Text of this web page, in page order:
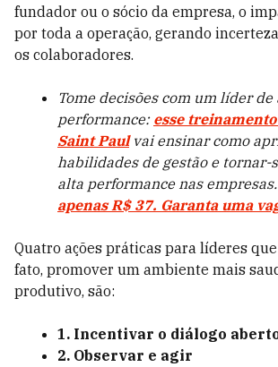
fundador ou o sócio da empresa, o
por toda a operação, gerando
os colaboradores.
Tome decisões com um líder de
performance: esse treinamento
Saint Paulvai ensinar como
habilidades de gestão e tornar-
alta performance nas empresas.
apenas R$ 37. Garanta uma
Quatro ações práticas para líderes
fato, promover um ambiente mais
produtivo, são:
1. Incentivar o diálogo
2. Observar e agir